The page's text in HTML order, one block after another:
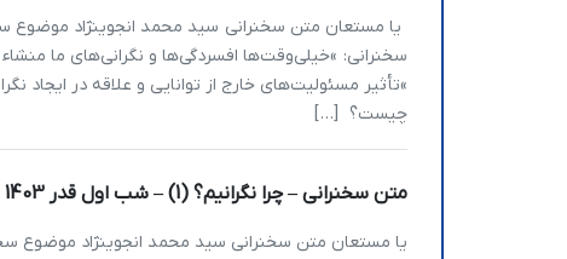
سخنرانی: »خیلی‌وقت‌ها افسردگی‌ها و نگرانی‌های ما
»تأثیر مسئولیت‌‌های خارج از توانایی و علاقه در ایجاد
چیست؟ […]
متن سخنرانی – چرا نگرانیم؟ (1) – شب اول قدر 1403